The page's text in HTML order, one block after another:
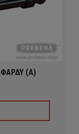
ΦΑΡΔΥ (Α)